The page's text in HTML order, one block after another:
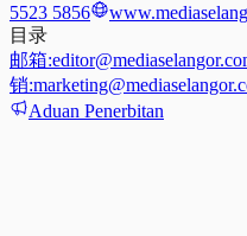
5523 5856
目录
邮箱:
销:
Aduan Penerbitan